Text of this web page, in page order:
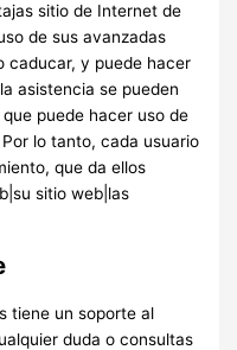
sitio de Internet de
de sus avanzadas
caducar, y puede hacer
asistencia se pueden
puede hacer uso de
lo tanto, cada usuario
que da ellos
sitio web|las
tiene un soporte al
duda o consultas